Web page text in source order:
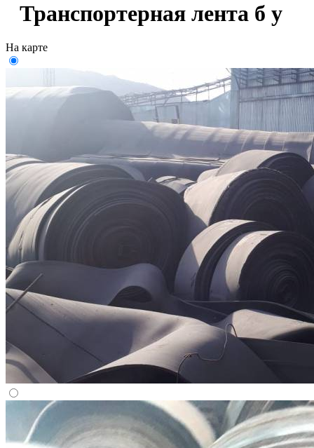
Транспортерная лента б у
На карте